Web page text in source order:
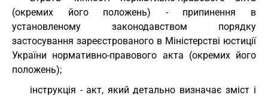
(окремих його положень) - припинення в
установленому законодавством порядку
застосування зареєстрованого в Міністерстві юстиції
України нормативно-правового акта (окремих його
положень);
інструкція - акт, який детально визначає зміст і